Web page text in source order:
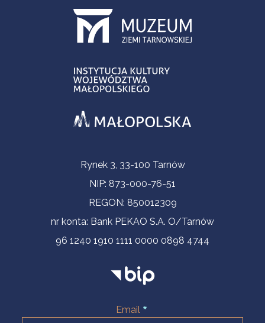
Informacje kontaktoweRynek 3, 33-100 Tarnów
NIP: 873-000-76-51
REGON: 850012309
nr konta: Bank PEKAO S.A. O/Tarnów
96 1240 1910 1111 0000 0898 4744
Email